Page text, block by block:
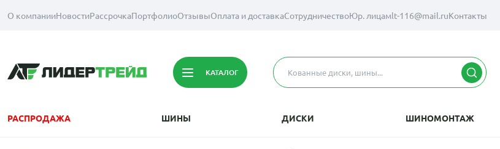
О компанииНовостиРассрочкаПортфолиоОтзывыОплата и доставкаСотрудничествоЮр. лицамlt-116@mail.ruКонтакты
КАТАЛОГ
РАСПРОДАЖА ШИНЫ ДИСКИ ШИНОМОНТАЖ